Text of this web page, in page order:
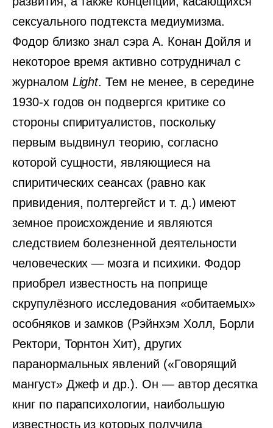
сексуального подтекста медиумизма.
Фодор близко знал сэра А. Конан Дойля и
некоторое время активно сотрудничал с
журналом Light. Тем не менее, в середине
1930-х годов он подвергся критике со
стороны спиритуалистов, поскольку
первым выдвинул теорию, согласно
которой сущности, являющиеся на
спиритических сеансах (равно как
привидения, полтергейст и т. д.) имеют
земное происхождение и являются
следствием болезненной деятельности
человеческих — мозга и психики. Фодор
приобрел известность на поприще
скрупулёзного исследования «обитаемых»
особняков и замков (Рэйнхэм Холл, Борли
Ректори, Торнтон Хит), других
паранормальных явлений («Говорящий
мангуст» Джеф и др.). Он — автор десятка
книг по парапсихологии, наибольшую
известность из которых получила